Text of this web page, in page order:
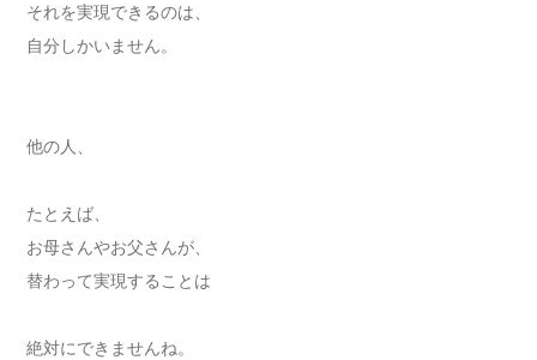
それを実現できるのは、
自分しかいません。
他の人、
たとえば、
お母さんやお父さんが、
替わって実現することは
絶対にできませんね。